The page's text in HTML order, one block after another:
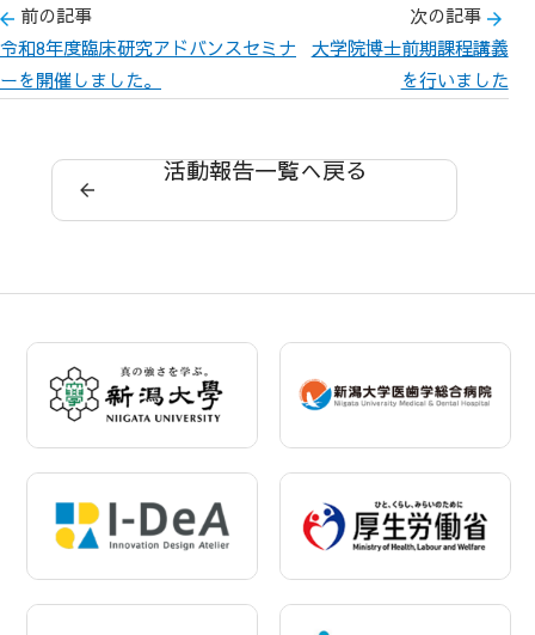
前の記事
令和8年度臨床研究アドバンスセミナ
ーを開催しました。
次の記事
大学院博士前期課程講義
を行いました
活動報告一覧へ戻る